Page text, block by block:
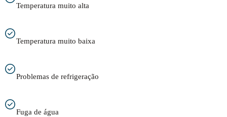
Temperatura muito alta
Temperatura muito baixa
Problemas de refrigeração
Fuga de água